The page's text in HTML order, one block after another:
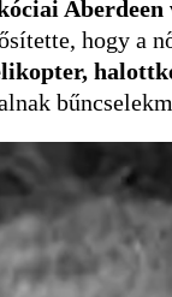
hogy a